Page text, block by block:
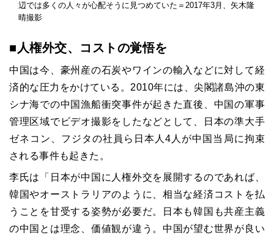
辺では多くの人々が心配そうに見つめていた＝2017年3月、矢木隆
晴撮影
■人権外交、コストの覚悟を
中国は今、豪州産の石炭やワインの輸入などに対して経
済的な圧力をかけている。2010年には、尖閣諸島沖の東
シナ海での中国漁船衝突事件が起きた直後、中国の軍事
管理区域でビデオ撮影をしたなどとして、日本の準大手
ゼネコン、フジタの社員ら日本人4人が中国当局に拘束
される事件も起きた。
李氏は「日本が中国に人権外交を展開するのであれば、
韓国やオーストラリアのように、相当な経済コストを払
うことを甘受する姿勢が必要だ。日本も韓国も共産主義
の中国とは理念、価値観が違う。中国が望む世界が良い